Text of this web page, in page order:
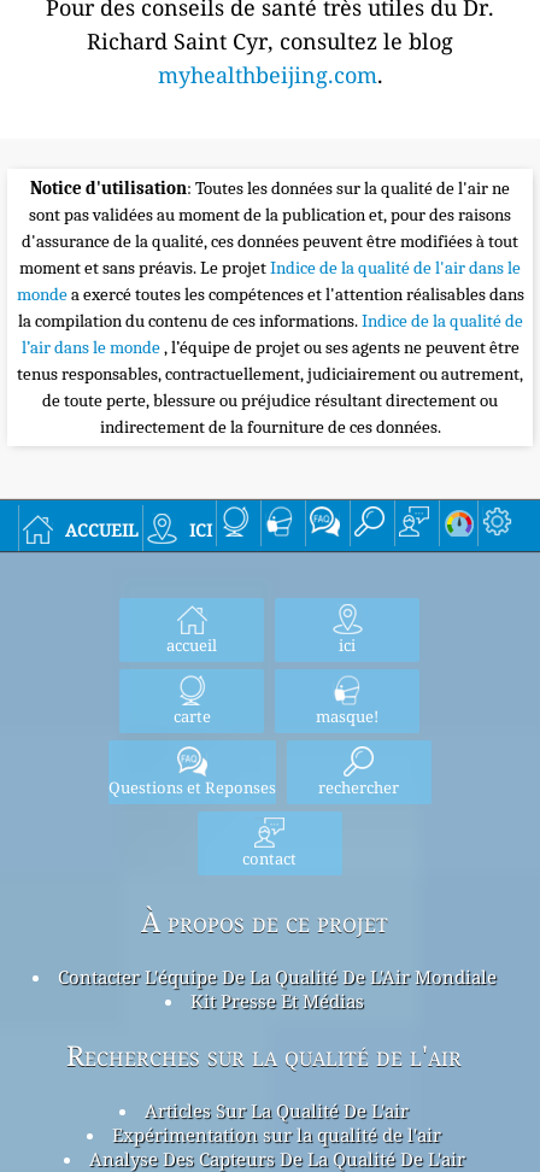
Pour des conseils de santé très utiles du Dr.
Richard Saint Cyr, consultez le blog
myhealthbeijing.com.
Notice d'utilisation: Toutes les données sur la qualité de l'air ne
sont pas validées au moment de la publication et, pour des raisons
d'assurance de la qualité, ces données peuvent être modifiées à tout
moment et sans préavis. Le projetIndice de la qualité de l'air dans le
mondea exercé toutes les compétences et l'attention réalisables dans
la compilation du contenu de ces informations.Indice de la qualité de
l’air dans le monde, l’équipe de projet ou ses agents ne peuvent être
tenus responsables, contractuellement, judiciairement ou autrement,
de toute perte, blessure ou préjudice résultant directement ou
indirectement de la fourniture de ces données.
accueil ici
accueil ici
carte masque!
Questions et Reponses rechercher
contact
À propos de ce projet
Contacter L'équipe De La Qualité De L'Air Mondiale
Kit Presse Et Médias
Recherches sur la qualité de l'air
Articles Sur La Qualité De L'air
Expérimentation sur la qualité de l'air
Analyse Des Capteurs De La Qualité De L'air